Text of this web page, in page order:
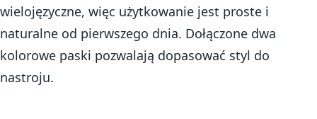
wielojęzyczne, więc użytkowanie jest proste i
naturalne od pierwszego dnia. Dołączone dwa
kolorowe paski pozwalają dopasować styl do
nastroju.